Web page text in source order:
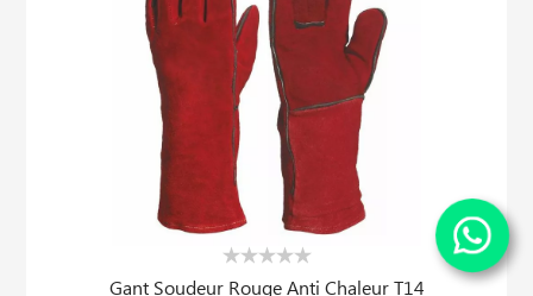
Gant Soudeur Rouge Anti Chaleur T14